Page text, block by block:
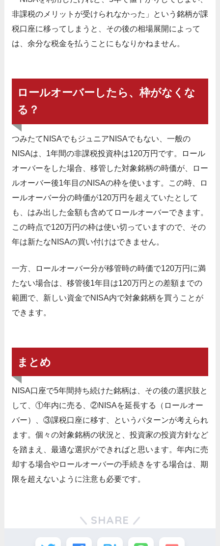
非課税のメリットが受けられなかった」という銘柄が課
税口座に移ってしまうと、その後の相場展開によって
は、余分な税金を払うことにもなりかねません。
ロールオーバーしたら、枠がなくな
る？
つみたてNISAでもジュニアNISAでもない、一般の
NISAは、1年間の非課税投資枠は120万円です。ロール
オーバーをした場合、移管した対象銘柄の時価が、ロー
ルオーバー後1年目のNISAの枠を使います。この時、ロ
ールオーバー分の時価が120万円を超えていたとして
も、はみ出した金額も含めてロールオーバーできます。
この時点で120万円の枠は使い切っていますので、その
年は新たなNISAの買い付けはできません。
一方、ロールオーバー分が移管時の時価で120万円に満
たない場合は、移管後1年目は120万円との差額までの
範囲で、新しい資金でNISA内で対象銘柄を買うことが
できます。
まとめ
NISA口座で5年間持ち続けた銘柄は、その後の選択肢と
して、①年内に売る、②NISAを延長する（ロールオー
バー）、③課税口座に移す、というパターンが考えられ
ます。個々の対象銘柄の状況と、投資家の投資方針など
を踏まえ、最適な選択ができればと思います。年内に売
却する場合やロールオーバーの手続きをする場合は、期
限を超えないように注意も必要です。
SHARE